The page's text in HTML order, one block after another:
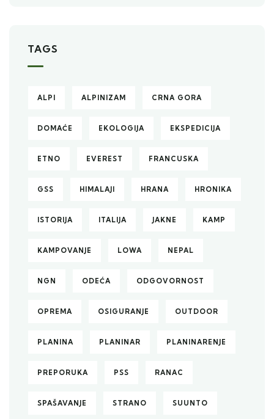
TAGS
ALPI ALPINIZAM CRNA GORA
DOMAĆE EKOLOGIJA EKSPEDICIJA
ETNO EVEREST FRANCUSKA
GSS HIMALAJI HRANA HRONIKA
ISTORIJA ITALIJA JAKNE KAMP
KAMPOVANJE LOWA NEPAL
NGN ODEĆA ODGOVORNOST
OPREMA OSIGURANJE OUTDOOR
PLANINA PLANINAR PLANINARENJE
PREPORUKA PSS RANAC
SPAŠAVANJE STRANO SUUNTO